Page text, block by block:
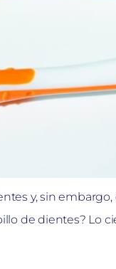
y, sin
de dientes? Lo